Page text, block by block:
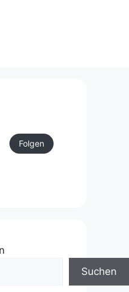
Folgen
Suchen